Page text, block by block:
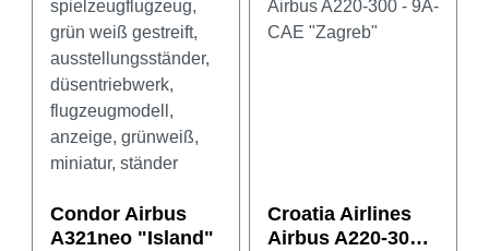
Condor Airbus
A321neo "Island"
Croatia Airlines
Airbus A220-300 -